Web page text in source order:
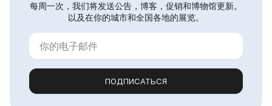
每周一次，我们将发送公告，博客，促销和博物馆更新。
以及在你的城市和全国各地的展览。
ПОДПИСАТЬСЯ